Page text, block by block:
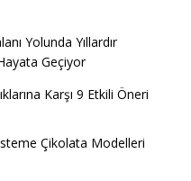
Yolunda Yıllardır
Geçiyor
Karşı 9 Etkili Öneri
Çikolata Modelleri